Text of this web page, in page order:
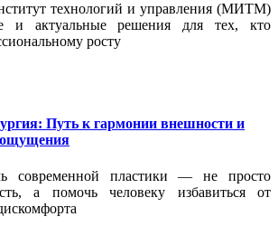
технологий и управления (МИТМ)
и актуальные решения для тех, кто
росту
Путь к гармонии внешности и
современной пластики — не просто
а помочь человеку избавиться от